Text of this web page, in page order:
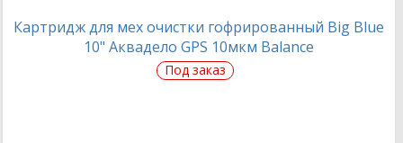
Картридж для мех очистки гофрированный Big Blue
10" Аквадело GPS 10мкм Balance
Под заказ